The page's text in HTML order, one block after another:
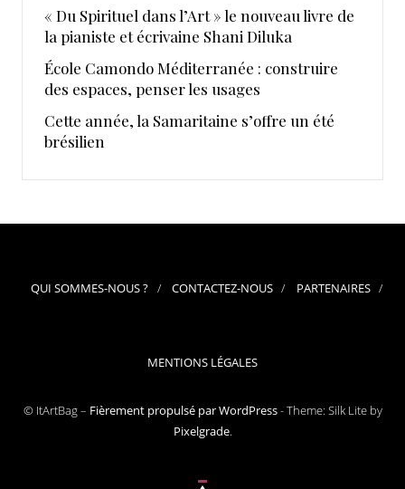
« Du Spirituel dans l’Art » le nouveau livre de
la pianiste et écrivaine Shani Diluka
École Camondo Méditerranée : construire
des espaces, penser les usages
Cette année, la Samaritaine s’offre un été
brésilien
QUI SOMMES-NOUS ? CONTACTEZ-NOUS PARTENAIRES
MENTIONS LÉGALES
© ItArtBag – Fièrement propulsé par WordPress-Theme: Silk Lite by
Pixelgrade.